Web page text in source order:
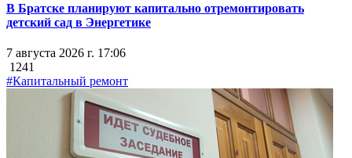
В Братске планируют капитально отремонтировать
детский сад в Энергетике
7 августа 2026 г. 17:06
1241
#Капитальный ремонт